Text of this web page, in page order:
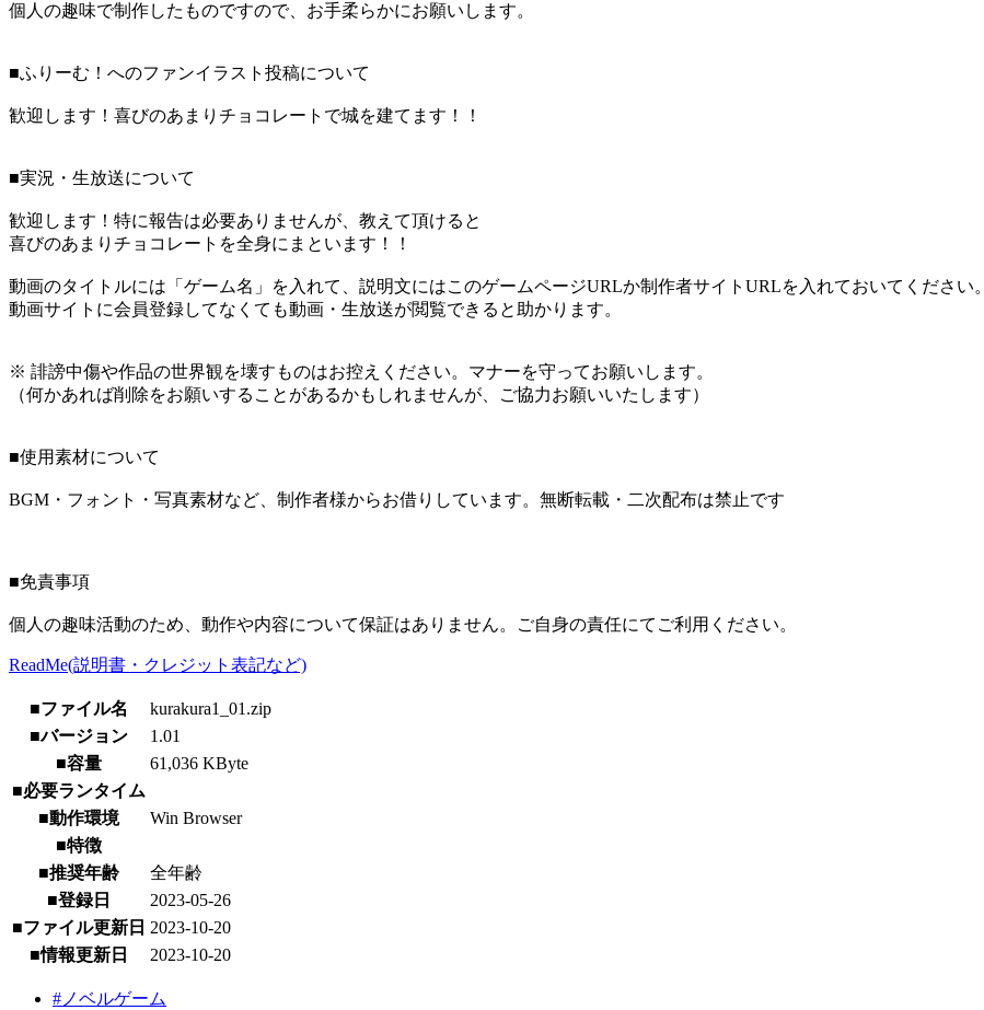
個人の趣味で制作したものですので、お手柔らかにお願いします。
■ふりーむ！へのファンイラスト投稿について
歓迎します！喜びのあまりチョコレートで城を建てます！！
■実況・生放送について
歓迎します！特に報告は必要ありませんが、教えて頂けると
喜びのあまりチョコレートを全身にまといます！！
動画のタイトルには「ゲーム名」を入れて、説明文にはこのゲームページURLか制作者サイトURLを入れておいてください。
動画サイトに会員登録してなくても動画・生放送が閲覧できると助かります。
※ 誹謗中傷や作品の世界観を壊すものはお控えください。マナーを守ってお願いします。
（何かあれば削除をお願いすることがあるかもしれませんが、ご協力お願いいたします）
■使用素材について
BGM・フォント・写真素材など、制作者様からお借りしています。無断転載・二次配布は禁止です
■免責事項
個人の趣味活動のため、動作や内容について保証はありません。ご自身の責任にてご利用ください。
ReadMe(説明書・クレジット表記など)
■ファイル名
kurakura1_01.zip
■バージョン
1.01
■容量
61,036 KByte
■必要ランタイム
■動作環境
Win Browser
■特徴
■推奨年齢
全年齢
■登録日
2023-05-26
■ファイル更新日 2023-10-20
■情報更新日
2023-10-20
#ノベルゲーム